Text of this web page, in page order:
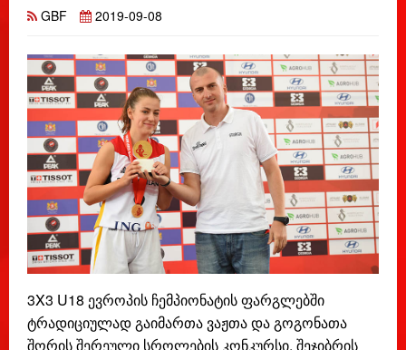
GBF 2019-09-08
3X3 U18 ევროპის ჩემპიონატის ფარგლებში
ტრადიციულად გაიმართა ვაჟთა და გოგონათა
შორის შერეული სროლების კონკურსი. შეჯიბრის